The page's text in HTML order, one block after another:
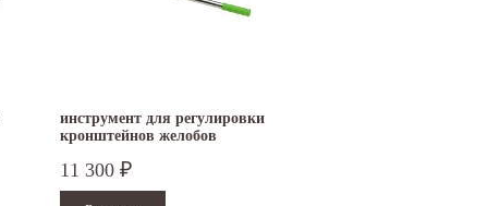
инструмент для регулировки
кронштейнов желобов
11 300 ₽